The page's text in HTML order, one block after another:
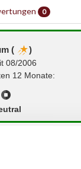
0
( )
08/2006
12 Monate: